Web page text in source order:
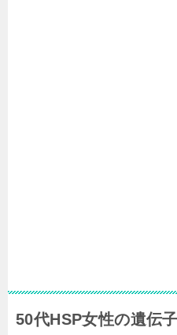
50代HSP女性の遺伝